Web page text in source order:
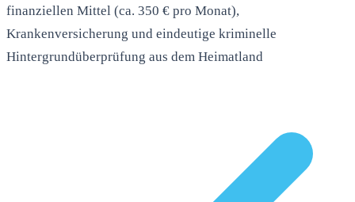
finanziellen Mittel (ca. 350 € pro Monat),
Krankenversicherung und eindeutige kriminelle
Hintergrundüberprüfung aus dem Heimatland